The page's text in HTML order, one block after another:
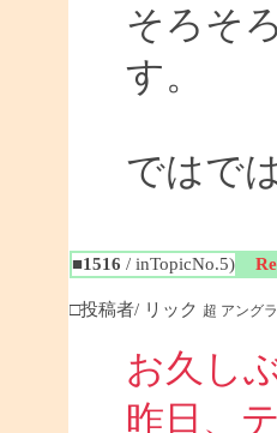
そろそ
す。
ではで
■1516 / inTopicNo.5)
□投稿者/ リック 超 アング
お久し
昨日、